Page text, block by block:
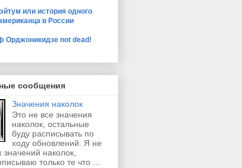
или история одного
в России
Орджоникидзе not dead!
сообщения
Значения наколок
Это не все значения
наколок, остальные
буду расписывать по
ходу обновлений. Я не
значений наколок,
только те что ...